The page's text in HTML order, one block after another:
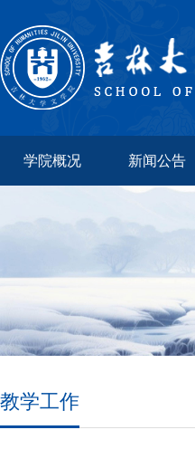
学院概况 新闻公告
教学工作